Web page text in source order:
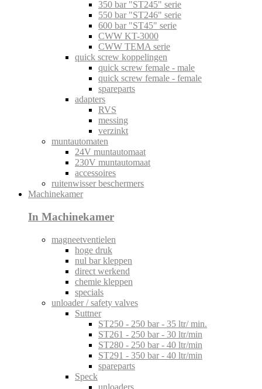
350 bar "ST245" serie
550 bar "ST246" serie
600 bar "ST45" serie
CWW KT-3000
CWW TEMA serie
quick screw koppelingen
quick screw female - male
quick screw female - female
spareparts
adapters
RVS
messing
verzinkt
muntautomaten
24V muntautomaat
230V muntautomaat
accessoires
ruitenwisser beschermers
Machinekamer
In Machinekamer
magneetventielen
hoge druk
nul bar kleppen
direct werkend
chemie kleppen
specials
unloader / safety valves
Suttner
ST250 - 250 bar - 35 ltr/ min.
ST261 - 250 bar - 30 ltr/min
ST280 - 250 bar - 40 ltr/min
ST291 - 350 bar - 40 ltr/min
spareparts
Speck
unloaders